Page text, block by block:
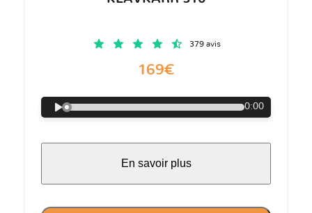
379 avis
169€
0:00
En savoir plus